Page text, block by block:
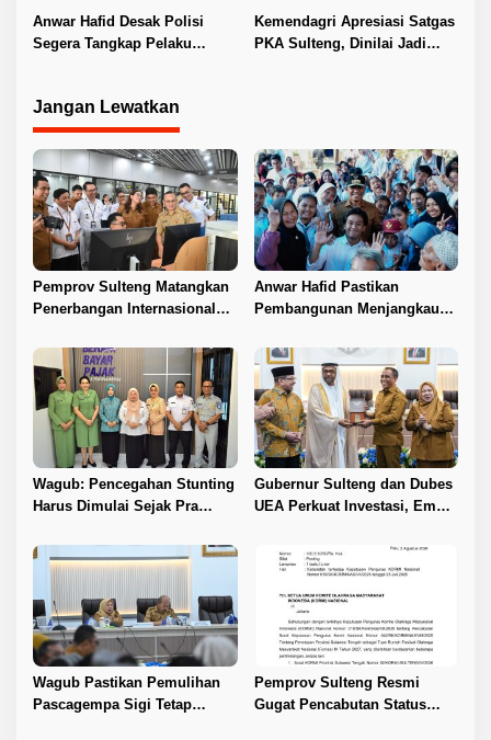
Anwar Hafid Desak Polisi
Segera Tangkap Pelaku
Kemendagri Apresiasi Satgas
PKA Sulteng, Dinilai Jadi
Jangan Lewatkan
Pemprov Sulteng Matangkan
Penerbangan Internasional
Anwar Hafid Pastikan
Pembangunan Menjangkau
Wagub: Pencegahan Stunting
Harus Dimulai Sejak Pra
Gubernur Sulteng dan Dubes
UEA Perkuat Investasi, Empat
Wagub Pastikan Pemulihan
Pascagempa Sigi Tetap
Pemprov Sulteng Resmi
Gugat Pencabutan Status